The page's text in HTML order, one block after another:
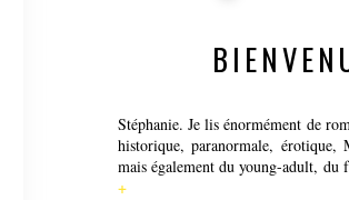
Stéphanie. Je lis énormément de
historique, paranormale,
mais également du young-adult, du
+